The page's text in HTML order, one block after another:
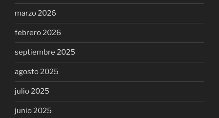
marzo 2026
febrero 2026
septiembre 2025
agosto 2025
julio 2025
junio 2025